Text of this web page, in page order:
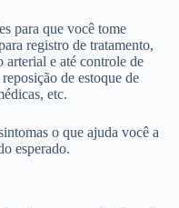
para que você tome
registro de tratamento,
arterial e até controle de
de estoque de
etc.
o que ajuda você a
esperado.